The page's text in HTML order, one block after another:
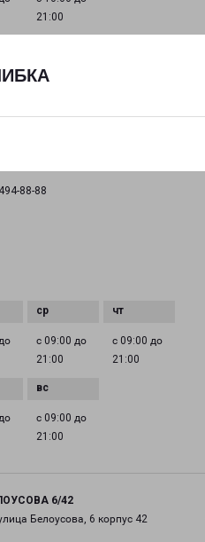
21:00
15
88-88
с 09:00 до
21:00
с 09:00 до
21:00
с 09:00 до
21:00
6/42
Белоусова, 6 корпус 42